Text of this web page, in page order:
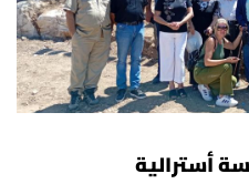
أسترالية